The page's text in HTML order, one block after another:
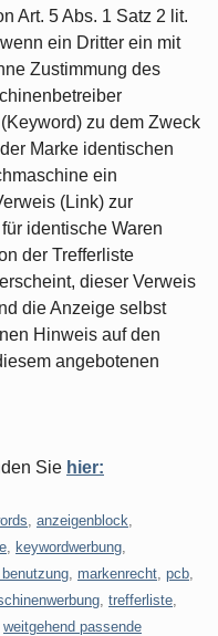
Art. 5 Abs. 1 Satz 2 lit.
ein Dritter ein mit
Zustimmung des
zu dem Zweck
Marke identischen
ein
(Link) zur
identische Waren
der Trefferliste
dieser Verweis
die Anzeige selbst
Hinweis auf den
angebotenen
Sie hier:
anzeigenblock
keywordwerbung
markenrecht pcb
trefferliste
weitgehend passende